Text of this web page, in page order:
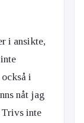
i ansikte,
också i
nåt jag
inte